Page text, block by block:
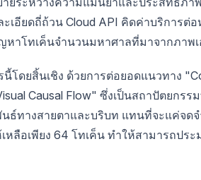
เอียดถี่ถ้วน Cloud API คิดค่าบริการต่
าโทเค็นจำนวนมหาศาลที่มาจากภาพเ
โดยสิ้นเชิง ด้วยการต่อยอดแนวทาง
Causal Flow" ซึ่งเป็นสถาปัตยกร
ธ์ทางสายตาและบริบท แทนที่จะแค่จด
ลือเพียง 64 โทเค็น ทำให้สามารถปร